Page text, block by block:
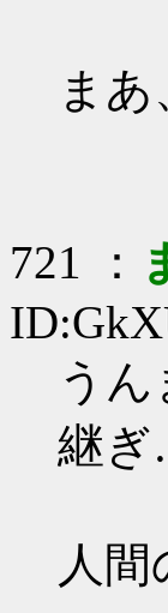
ま
721 ：
う
継
人